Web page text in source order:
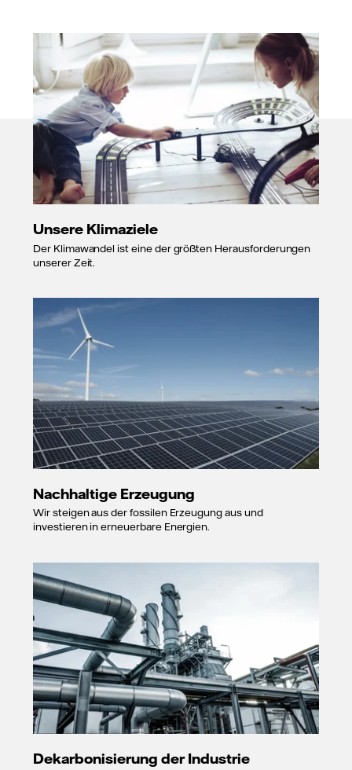
Unsere Klimaziele
Der Klimawandel ist eine der größten Herausforderungen
unserer Zeit.
Nachhaltige Erzeugung
Wir steigen aus der fossilen Erzeugung aus und
investieren in erneuerbare Energien.
Dekarbonisierung der Industrie